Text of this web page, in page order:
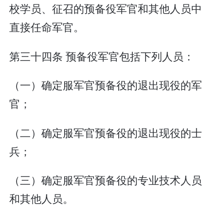
校学员、征召的预备役军官和其他人员中
直接任命军官。
第三十四条 预备役军官包括下列人员：
（一）确定服军官预备役的退出现役的军
官；
（二）确定服军官预备役的退出现役的士
兵；
（三）确定服军官预备役的专业技术人员
和其他人员。